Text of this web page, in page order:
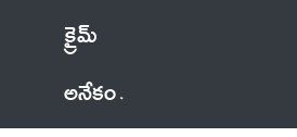
క్రైమ్
అనేకం